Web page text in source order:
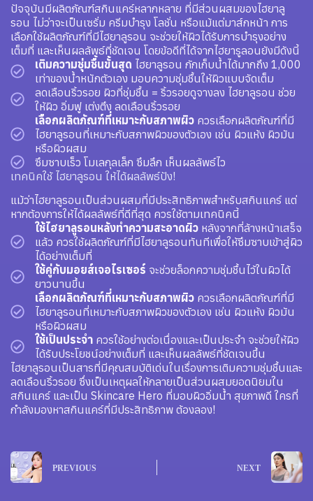
ปัจจุบันมีผลิตภัณฑ์สกินแคร์หลากหลาย ที่มีส่วนผสมของไฮยาลู
รอน ไม่ว่าจะเป็นเซรั่ม ครีมบำรุง โลชั่น หรือแม้แต่มาส์กหน้า การ
เลือกใช้ผลิตภัณฑ์ที่มีไฮยาลูรอน จะช่วยให้ผิวได้รับการบำรุงอย่าง
เต็มที่ และเห็นผลลัพธ์ที่ชัดเจน โดยข้อดีที่ได้จากไฮยารูลอนยังมีดังนี้
เติมความชุ่มชื้นขั้นสุด ไฮยาลูรอน กักเก็บน้ำได้มากถึง 1,000
เท่าของน้ำหนักตัวเอง มอบความชุ่มชื้นให้ผิวแบบจัดเต็ม
ลดเลือนริ้วรอย ผิวที่ชุ่มชื้น = ริ้วรอยดูจางลง ไฮยาลูรอน ช่วย
ให้ผิว อิ่มฟู เต่งตึง ลดเลือนริ้วรอย
เลือกผลิตภัณฑ์ที่เหมาะกับสภาพผิว ควรเลือกผลิตภัณฑ์ที่มี
ไฮยาลูรอนที่เหมาะกับสภาพผิวของตัวเอง เช่น ผิวแห้ง ผิวมัน
หรือผิวผสม
ซึมซาบเร็ว โมเลกุลเล็ก ซึมลึก เห็นผลลัพธ์ไว
เทคนิคใช้ ไฮยาลูรอน ให้ได้ผลลัพธ์ปัง!
แม้ว่าไฮยาลูรอนเป็นส่วนผสมที่มีประสิทธิภาพสำหรับสกินแคร์ แต่
หากต้องการให้ได้ผลลัพธ์ที่ดีที่สุด ควรใช้ตามเทคนิคนี้
ใช้ไฮยาลูรอนหลังทำความสะอาดผิว หลังจากที่ล้างหน้าเสร็จ
แล้ว ควรใช้ผลิตภัณฑ์ที่มีไฮยาลูรอนทันทีเพื่อให้ซึมซาบเข้าสู่ผิว
ได้อย่างเต็มที่
ใช้คู่กับมอยส์เจอไรเซอร์ จะช่วยล็อกความชุ่มชื้นไว้ในผิวได้
ยาวนานขึ้น
เลือกผลิตภัณฑ์ที่เหมาะกับสภาพผิว ควรเลือกผลิตภัณฑ์ที่มี
ไฮยาลูรอนที่เหมาะกับสภาพผิวของตัวเอง เช่น ผิวแห้ง ผิวมัน
หรือผิวผสม
ใช้เป็นประจำ ควรใช้อย่างต่อเนื่องและเป็นประจำ จะช่วยให้ผิว
ได้รับประโยชน์อย่างเต็มที่ และเห็นผลลัพธ์ที่ชัดเจนขึ้น
ไฮยาลูรอนเป็นสารที่มีคุณสมบัติเด่นในเรื่องการเติมความชุ่มชื้นและ
ลดเลือนริ้วรอย ซึ่งเป็นเหตุผลให้กลายเป็นส่วนผสมยอดนิยมใน
สกินแคร์ และเป็น Skincare Hero ที่มอบผิวอิ่มน้ำ สุขภาพดี ใครที่
กำลังมองหาสกินแคร์ที่มีประสิทธิภาพ ต้องลอง!
PREVIOUS NEXT